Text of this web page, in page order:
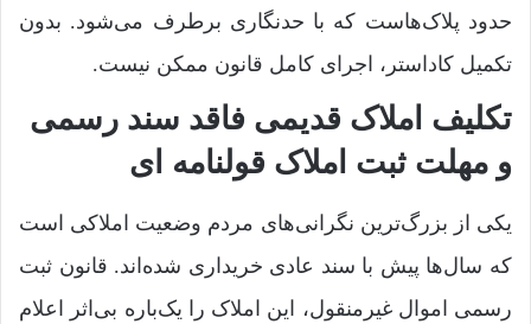
حدود پلاک‌هاست که با حدنگاری برطرف می‌شود. بدون
تکمیل کاداستر، اجرای کامل قانون ممکن نیست.
تکلیف املاک قدیمی فاقد سند رسمی
و مهلت ثبت املاک قولنامه ای
یکی از بزرگ‌ترین نگرانی‌های مردم وضعیت املاکی است
که سال‌ها پیش با سند عادی خریداری شده‌اند. قانون ثبت
رسمی اموال غیرمنقول، این املاک را یک‌باره بی‌اثر اعلام